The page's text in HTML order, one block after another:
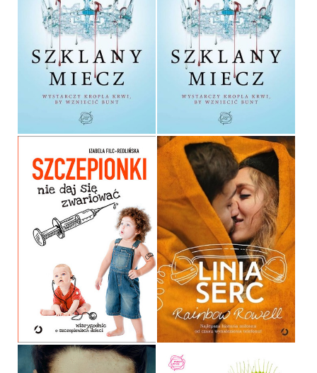
SZKLANY MIECZ
VICTORIA AVEYARD
OPRAWA MIĘKKA
36,90 ZŁ
SZKLANY MIECZ
VICTORIA AVEYARD
OPRAWA TWARDA
39,90 ZŁ
SZCZEPIONKI
IZABELA FILC-REDLIŃSKA
OPRAWA MIĘKKA
39,90 ZŁ
LINIA SERC
RAINBOW ROWELL
OPRAWA MIĘKKA
34,90 ZŁ